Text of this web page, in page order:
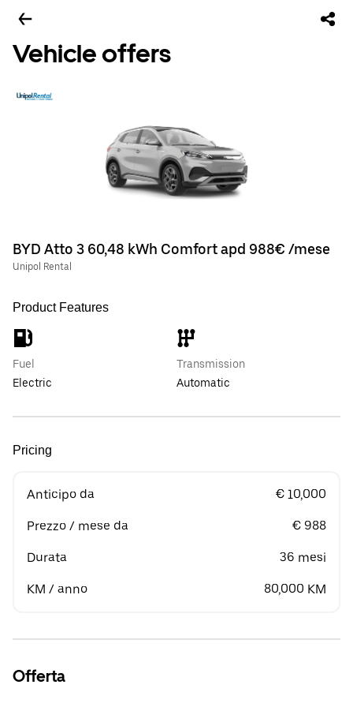
Vehicle offers
BYD Atto 3 60,48 kWh Comfort apd 988€ /mese
Unipol Rental
Product Features
Fuel
Electric
Transmission
Automatic
Pricing
Anticipo da € 10,000
Prezzo / mese da € 988
Durata 36 mesi
KM / anno 80,000 KM
Offerta